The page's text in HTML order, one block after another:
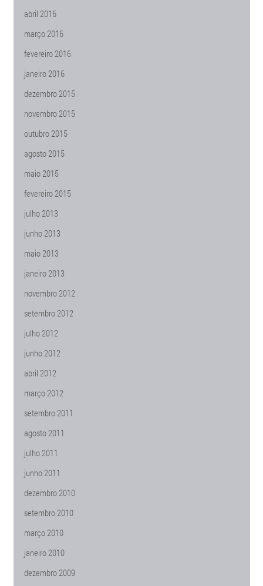
abril 2016
março 2016
fevereiro 2016
janeiro 2016
dezembro 2015
novembro 2015
outubro 2015
agosto 2015
maio 2015
fevereiro 2015
julho 2013
junho 2013
maio 2013
janeiro 2013
novembro 2012
setembro 2012
julho 2012
junho 2012
abril 2012
março 2012
setembro 2011
agosto 2011
julho 2011
junho 2011
dezembro 2010
setembro 2010
março 2010
janeiro 2010
dezembro 2009